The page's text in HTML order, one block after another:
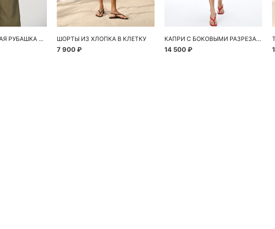
ПОЛУПРОЗРАЧНАЯ РУБАШКА С РОМАШКАМИ ШОРТЫ ИЗ ХЛОПКА В КЛЕТКУ
7 900 ₽
КАПРИ С БОКОВЫМИ РАЗРЕЗАМИ
14 500 ₽